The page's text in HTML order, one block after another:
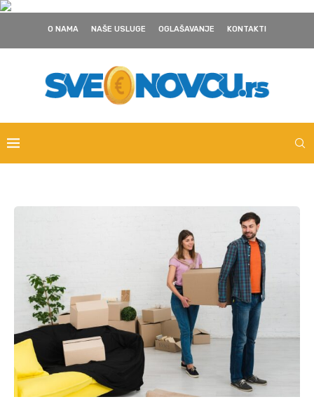
O NAMA NAŠE USLUGE OGLAŠAVANJE KONTAKTI